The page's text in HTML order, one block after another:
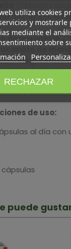
40 mg.L-
de magnesio
de
Bisglicinato
. Selenito de
y Colorante
de uso:
al día con
cápsulas
puede
utiliza cookies
y
mediante el
sobre
RECHAZAR